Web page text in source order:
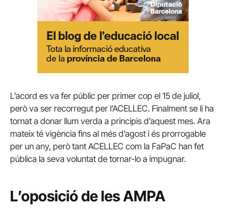
L’acord es va fer públic per primer cop el 15 de juliol,
però va ser recorregut per l’ACELLEC. Finalment se li ha
tornat a donar llum verda a principis d’aquest mes. Ara
mateix té vigència fins al més d’agost i és prorrogable
per un any, però tant ACELLEC com la FaPaC han fet
pública la seva voluntat de tornar-lo a impugnar.
L’oposició de les AMPA